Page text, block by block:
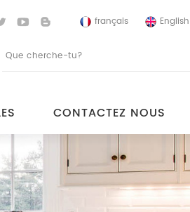
français English
CONTACTEZ NOUS